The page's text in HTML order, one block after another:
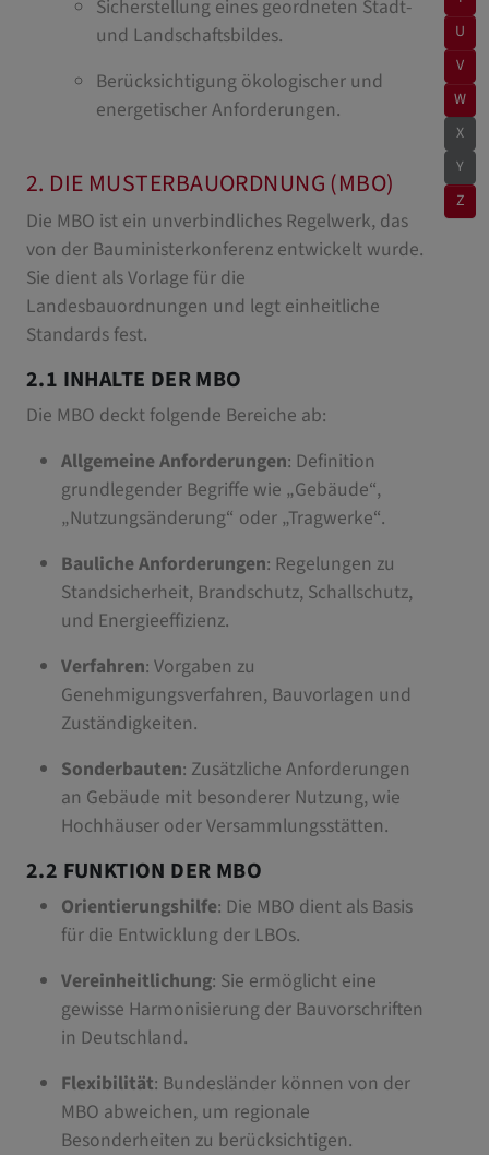
Sicherstellung eines geordneten Stadt-
und Landschaftsbildes.
Berücksichtigung ökologischer und
energetischer Anforderungen.
2. DIE MUSTERBAUORDNUNG (MBO)
Die MBO ist ein unverbindliches Regelwerk, das
von der Bauministerkonferenz entwickelt wurde.
Sie dient als Vorlage für die
Landesbauordnungen und legt einheitliche
Standards fest.
2.1 INHALTE DER MBO
Die MBO deckt folgende Bereiche ab:
Allgemeine Anforderungen: Definition
grundlegender Begriffe wie „Gebäude“,
„Nutzungsänderung“ oder „Tragwerke“.
Bauliche Anforderungen: Regelungen zu
Standsicherheit, Brandschutz, Schallschutz,
und Energieeffizienz.
Verfahren: Vorgaben zu
Genehmigungsverfahren, Bauvorlagen und
Zuständigkeiten.
Sonderbauten: Zusätzliche Anforderungen
an Gebäude mit besonderer Nutzung, wie
Hochhäuser oder Versammlungsstätten.
2.2 FUNKTION DER MBO
Orientierungshilfe: Die MBO dient als Basis
für die Entwicklung der LBOs.
Vereinheitlichung: Sie ermöglicht eine
gewisse Harmonisierung der Bauvorschriften
in Deutschland.
Flexibilität: Bundesländer können von der
MBO abweichen, um regionale
Besonderheiten zu berücksichtigen.
U
V
W
X
Y
Z